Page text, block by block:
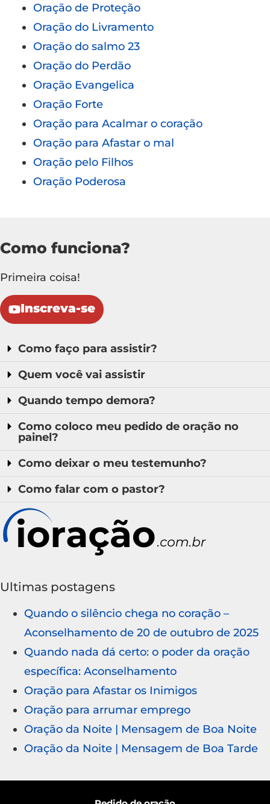
Oração de Proteção
Oração do Livramento
Oração do salmo 23
Oração do Perdão
Oração Evangelica
Oração Forte
Oração para Acalmar o coração
Oração para Afastar o mal
Oração pelo Filhos
Oração Poderosa
Como funciona?
Primeira coisa!
Inscreva-se
Como faço para assistir?
Quem você vai assistir
Quando tempo demora?
Como coloco meu pedido de oração no
painel?
Como deixar o meu testemunho?
Como falar com o pastor?
Ultimas postagens
Quando o silêncio chega no coração –
Aconselhamento de 20 de outubro de 2025
Quando nada dá certo: o poder da oração
específica: Aconselhamento
Oração para Afastar os Inimigos
Oração para arrumar emprego
Oração da Noite | Mensagem de Boa Noite
Oração da Noite | Mensagem de Boa Tarde